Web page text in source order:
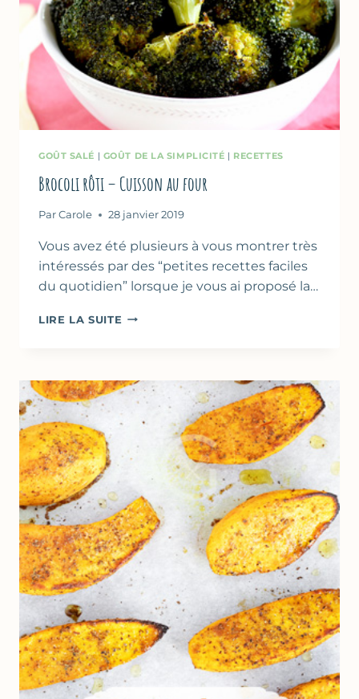
GOÛT SALÉ | GOÛT DE LA SIMPLICITÉ | RECETTES
Brocoli rôti – Cuisson au four
Par Carole 28 janvier 2019
Vous avez été plusieurs à vous montrer très
intéressés par des “petites recettes faciles
du quotidien” lorsque je vous ai proposé la…
LIRE LA SUITE BROCOLI
AU
FOUR